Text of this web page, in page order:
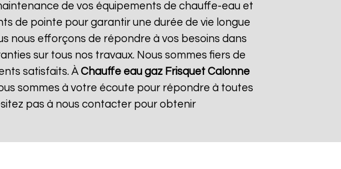
de vos équipements de chauffe-eau et
de pointe pour garantir une durée de vie longue
nous efforçons de répondre à vos besoins dans
sur tous nos travaux. Nous sommes fiers de
satisfaits. ÀChauffe eau gaz Frisquet Calonne
sommes à votre écoute pour répondre à toutes
pas à nous contacter pour obtenir